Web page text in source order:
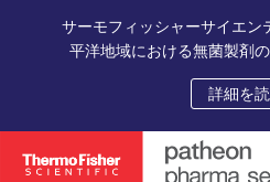
サーモフィッシャーサイエン
平洋地域における無菌製剤
詳細を